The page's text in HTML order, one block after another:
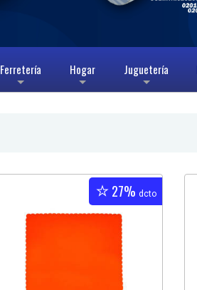
+
Ferretería
+
Hogar
+
Juguetería
27% dcto